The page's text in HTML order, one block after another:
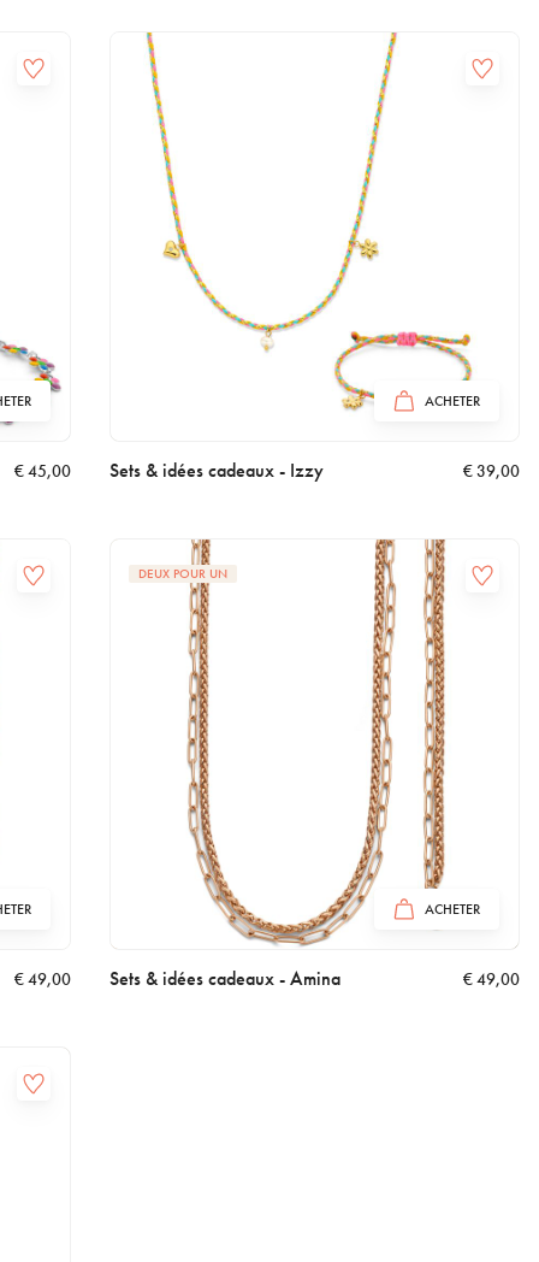
€45,00
ACHETER
Sets & idées cadeaux - Izzy €39,00
€49,00
ACHETER
DEUX POUR UN
Sets & idées cadeaux - Amina €49,00